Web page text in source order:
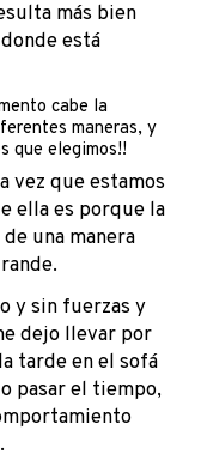
más bien
está
cabe la
maneras, y
que elegimos!!
vez que estamos
ella es porque la
una manera
y sin fuerzas y
dejo llevar por
tarde en el sofá
pasar el tiempo,